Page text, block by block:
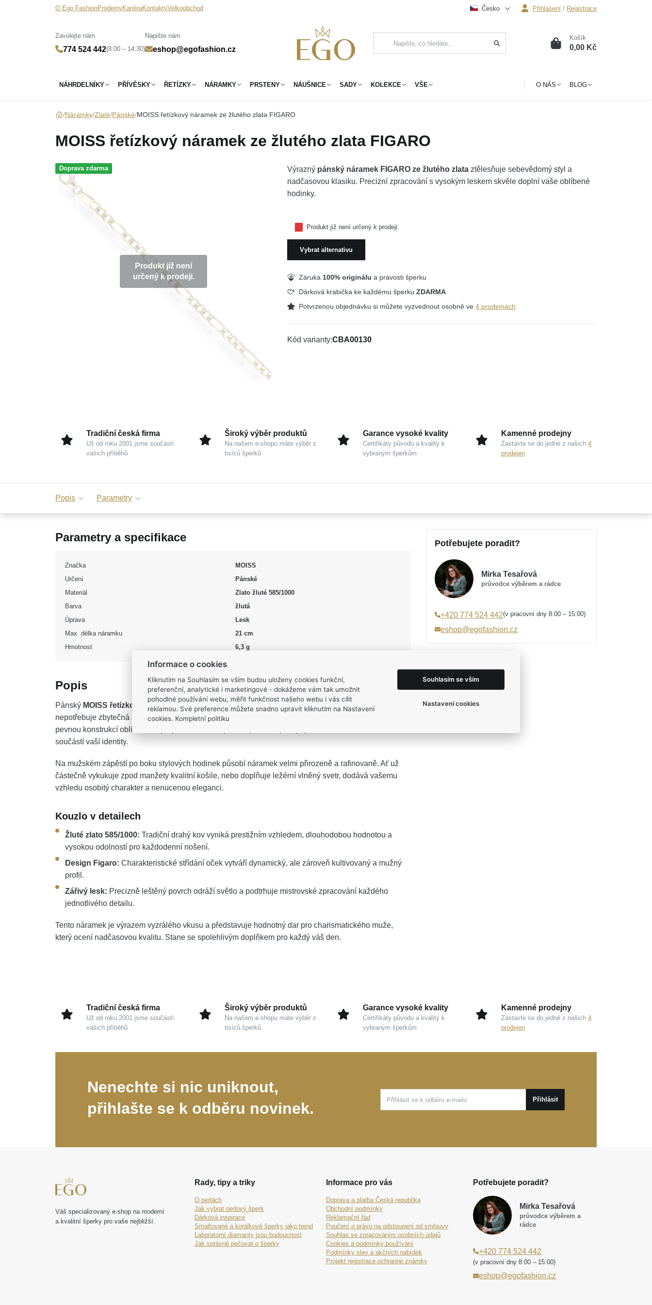
O Ego FashionProdejnyKariéraKontaktyVelkoobchod
Zavolejte nám
774 524 442(8:00 – 14:30)
Napište nám
eshop@egofashion.cz
Česko Přihlášení / Registrace
0 Košík
0,00 Kč
NÁHRDELNÍKY PŘÍVĚSKY ŘETÍZKY NÁRAMKY PRSTENY NÁUŠNICE SADY KOLEKCE VŠE O NÁS BLOG
Náramky Zlaté Pánské MOISS řetízkový náramek ze žlutého zlata FIGARO
MOISS řetízkový náramek ze žlutého zlata FIGARO
Doprava zdarma
Produkt již není
určený k prodeji.
Výrazný pánský náramek FIGARO ze žlutého zlata ztělesňuje sebevědomý styl a
nadčasovou klasiku. Precizní zpracování s vysokým leskem skvěle doplní vaše oblíbené
hodinky.
Produkt již není určený k prodeji.
Vybrat alternativu
Záruka 100% originálu a pravosti šperku
Dárková krabička ke každému šperkuZDARMA
Potvrzenou objednávku si můžete vyzvednout osobně ve4 prodejnách
Kód varianty CBA00130
Tradiční česká firma
Už od roku 2001 jsme součástí
vašich příběhů
Široký výběr produktů
Na našem e-shopu máte výběr z
tisíců šperků
Garance vysoké kvality
Certifikáty původu a kvality k
vybraným šperkům
Kamenné prodejny
Zastavte se do jedné z našich 4
prodejen
Popis Parametry
Parametry a specifikace
Značka
MOISS
Určení
Pánské
Materiál
Zlato žluté 585/1000
Barva
žlutá
Úprava
Lesk
Max. délka náramku
21 cm
Hmotnost
6,3 g
Popis
Pánský MOISS řetízkový náramek ze žlutého zlata FIGARO
ztělesňuje sebevědomý styl, který
nepotřebuje zbytečná slova. Tradiční a nadčasový design dokonale propojuje hřejivý zlatavý odstín s
pevnou konstrukcí oblíbeného proplétání. Tento šperk nepodléhá pomíjivým trendům a stává se trvalou
součástí vaší identity.
Na mužském zápěstí po boku stylových hodinek působí náramek velmi přirozeně a rafinovaně. Ať už
částečně vykukuje zpod manžety kvalitní košile, nebo doplňuje ležérní vlněný svetr, dodává vašemu
vzhledu osobitý charakter a nenucenou eleganci.
Kouzlo v detailech
Žluté zlato 585/1000: Tradiční drahý kov vyniká prestižním vzhledem, dlouhodobou hodnotou a
vysokou odolností pro každodenní nošení.
Design Figaro: Charakteristické střídání oček vytváří dynamický, ale zároveň kultivovaný a mužný
profil.
Zářivý lesk: Precizně leštěný povrch odráží světlo a podtrhuje mistrovské zpracování každého
jednotlivého detailu.
Tento náramek je výrazem vyzrálého vkusu a představuje hodnotný dar pro charismatického muže,
který ocení nadčasovou kvalitu. Stane se spolehlivým doplňkem pro každý váš den.
Potřebujete poradit?
Mirka Tesařová
průvodce výběrem a rádce
+420 774 524 442(v pracovní dny 8:00 – 15:00)
eshop@egofashion.cz
Tradiční česká firma
Už od roku 2001 jsme součástí
vašich příběhů
Široký výběr produktů
Na našem e-shopu máte výběr z
tisíců šperků
Garance vysoké kvality
Certifikáty původu a kvality k
vybraným šperkům
Kamenné prodejny
Zastavte se do jedné z našich 4
prodejen
Nenechte si nic uniknout,
přihlašte se k odběru novinek.
Přihlásit
Váš specializovaný e-shop na moderní
a kvalitní šperky pro vaše nejbližší.
Rady, tipy a triky
O perlách
Jak vybrat perlový šperk
Dárková inspirace
Smaltované a korálkové šperky jako trend
Laboratorní diamanty jsou budoucnost
Jak správně pečovat o šperky
Informace pro vás
Doprava a platba Česká republika
Obchodní podmínky
Reklamační řád
Poučení o právu na odstoupení od smlouvy
Souhlas se zpracováním osobních údajů
Cookies a podmínky používání
Podmínky slev a akčních nabídek
Projekt registrace ochranné známky
Potřebujete poradit?
Mirka Tesařová
průvodce výběrem a
rádce
+420 774 524 442
(v pracovní dny 8:00 – 15:00)
eshop@egofashion.cz
Informace o cookies
Kliknutím na Souhlasím se vším budou uloženy cookies funkční,
preferenční, analytické i marketingové - dokážeme vám tak umožnit
pohodlné používání webu, měřit funkčnost našeho webu i vás cílit
reklamou. Své preference můžete snadno upravit kliknutím na Nastavení
cookies. Kompletní politiku
Souhlasím se vším
Nastavení cookies